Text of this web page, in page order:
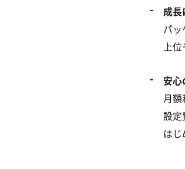
成
パ
上
安心
月
設定
は